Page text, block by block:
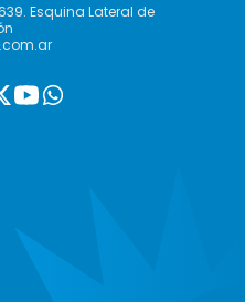
Esquina Lateral de